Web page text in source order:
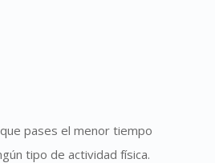
pases el menor tiempo
tipo de actividad física.